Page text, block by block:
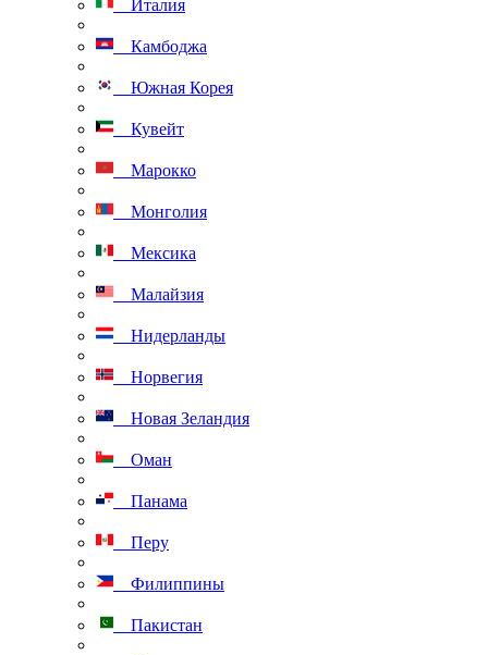
Италия
Камбоджа
Южная Корея
Кувейт
Марокко
Монголия
Мексика
Малайзия
Нидерланды
Норвегия
Новая Зеландия
Оман
Панама
Перу
Филиппины
Пакистан